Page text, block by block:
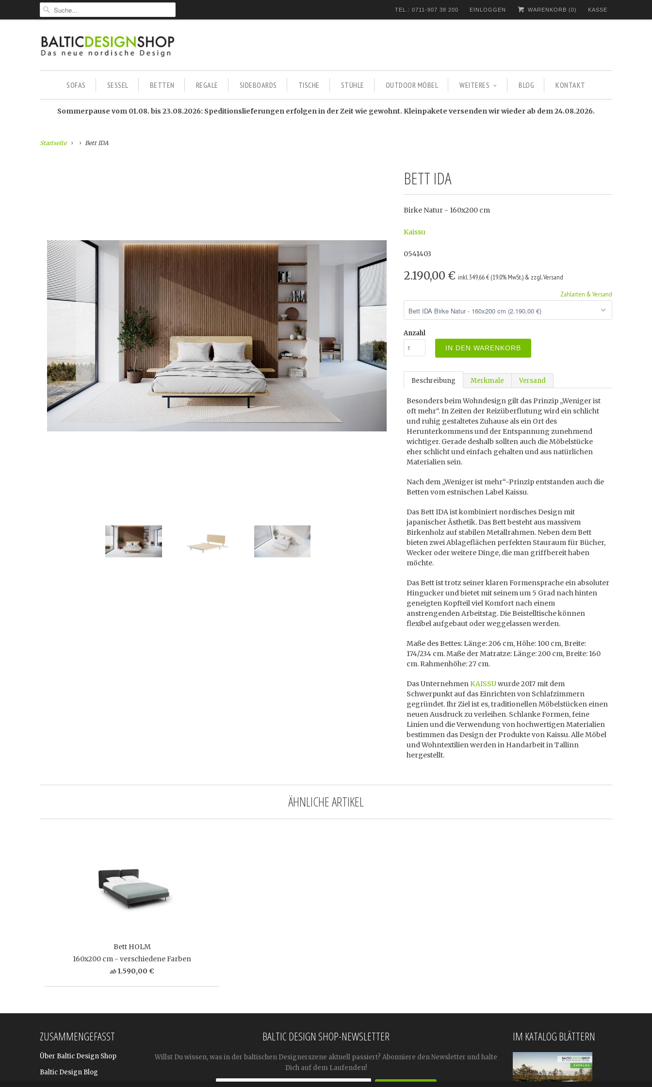
TEL.: 0711-907 38 200 EINLOGGEN WARENKORB (0) KASSE
SOFAS SESSEL BETTEN REGALE SIDEBOARDS TISCHE STÜHLE OUTDOOR MÖBEL WEITERES BLOG KONTAKT
Sommerpause vom 01.08. bis 23.08.2026: Speditionslieferungen erfolgen in der Zeit wie gewohnt. Kleinpakete versenden wir wieder ab dem 24.08.2026.
Startseite Bett IDA
BETT IDA
Birke Natur - 160x200 cm
Kaissu
0541403
2.190,00 € inkl. 349,66 € (19.0% MwSt.) & zzgl. Versand
Zahlarten & Versand
Anzahl
IN DEN WARENKORB
Beschreibung Merkmale Versand
Besonders beim Wohndesign gilt das Prinzip „Weniger ist
oft mehr“. In Zeiten der Reizüberflutung wird ein schlicht
und ruhig gestaltetes Zuhause als ein Ort des
Herunterkommens und der Entspannung zunehmend
wichtiger. Gerade deshalb sollten auch die Möbelstücke
eher schlicht und einfach gehalten und aus natürlichen
Materialien sein.
Nach dem „Weniger ist mehr“-Prinzip entstanden auch die
Betten vom estnischen Label Kaissu.
Das Bett IDA ist kombiniert nordisches Design mit
japanischer Ästhetik. Das Bett besteht aus massivem
Birkenholz auf stabilen Metallrahmen. Neben dem Bett
bieten zwei Ablageflächen perfekten Stauraum für Bücher,
Wecker oder weitere Dinge, die man griffbereit haben
möchte.
Das Bett ist trotz seiner klaren Formensprache ein absoluter
Hingucker und bietet mit seinem um 5 Grad nach hinten
geneigten Kopfteil viel Komfort nach einem
anstrengenden Arbeitstag. Die Beistelltische können
flexibel aufgebaut oder weggelassen werden.
Maße des Bettes: Länge: 206 cm, Höhe: 100 cm, Breite:
174/234 cm. Maße der Matratze: Länge: 200 cm, Breite: 160
cm. Rahmenhöhe: 27 cm.
Das UnternehmenKAISSUwurde 2017 mit dem
Schwerpunkt auf das Einrichten von Schlafzimmern
gegründet. Ihr Ziel ist es, traditionellen Möbelstücken einen
neuen Ausdruck zu verleihen. Schlanke Formen, feine
Linien und die Verwendung von hochwertigen Materialien
bestimmen das Design der Produkte von Kaissu. Alle Möbel
und Wohntextilien werden in Handarbeit in Tallinn
hergestellt.
ÄHNLICHE ARTIKEL
Bett HOLM
160x200 cm - verschiedene Farben
ab 1.590,00 €
ZUSAMMENGEFASST
Über Baltic Design Shop
Baltic Design Blog
BALTIC DESIGN SHOP-NEWSLETTER
Willst Du wissen, was in der baltischen Designerszene aktuell passiert? Abonniere den Newsletter und halte
Dich auf dem Laufenden!
IM KATALOG BLÄTTERN